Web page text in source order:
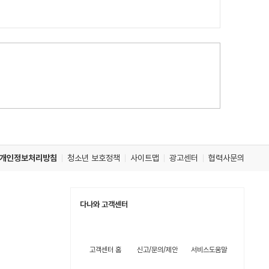
개인정보처리방침 청소년 보호정책 사이트맵 광고센터 협력사문의
다나와 고객센터
고객센터 홈 신고/문의/제안 서비스도움말